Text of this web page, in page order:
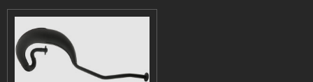
komplett egal wenn es klingt wie die ärgste schrott reibm.
Daniel Altenbuchner